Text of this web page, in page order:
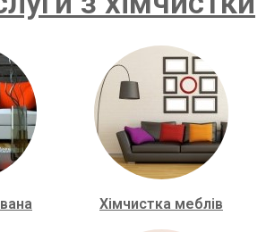
Хімчистка меблів